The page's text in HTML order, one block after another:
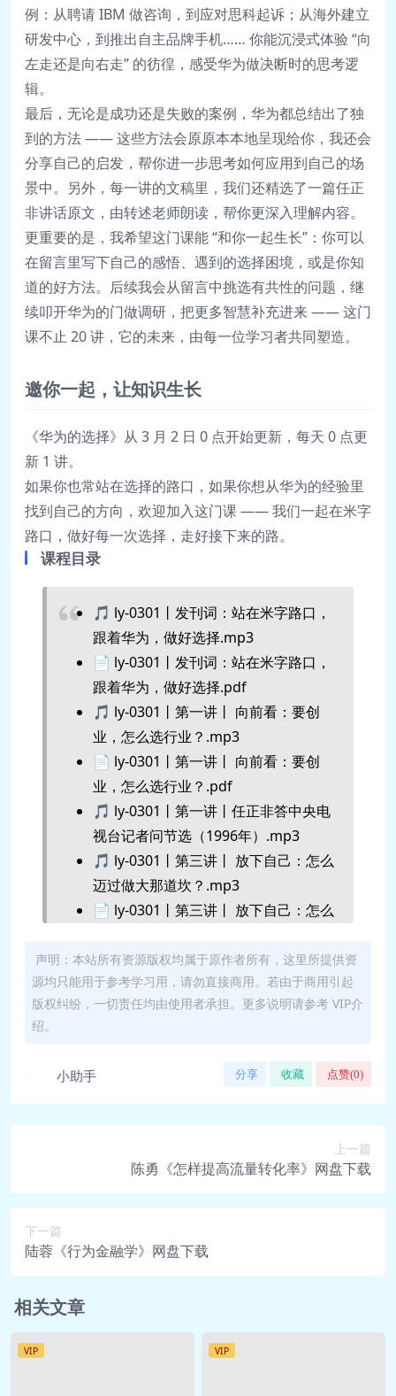
例：从聘请 IBM 做咨询，到应对思科起诉；从海外建立
研发中心，到推出自主品牌手机…… 你能沉浸式体验 “向
左走还是向右走” 的彷徨，感受华为做决断时的思考逻
辑。
最后，无论是成功还是失败的案例，华为都总结出了独
到的方法 —— 这些方法会原原本本地呈现给你，我还会
分享自己的启发，帮你进一步思考如何应用到自己的场
景中。另外，每一讲的文稿里，我们还精选了一篇任正
非讲话原文，由转述老师朗读，帮你更深入理解内容。
更重要的是，我希望这门课能 “和你一起生长”：你可以
在留言里写下自己的感悟、遇到的选择困境，或是你知
道的好方法。后续我会从留言中挑选有共性的问题，继
续叩开华为的门做调研，把更多智慧补充进来 —— 这门
课不止 20 讲，它的未来，由每一位学习者共同塑造。
邀你一起，让知识生长
《华为的选择》从 3 月 2 日 0 点开始更新，每天 0 点更
新 1 讲。
如果你也常站在选择的路口，如果你想从华为的经验里
找到自己的方向，欢迎加入这门课 —— 我们一起在米字
路口，做好每一次选择，走好接下来的路。
课程目录
🎵 ly-0301丨发刊词：站在米字路口，
跟着华为，做好选择.mp3
📄 ly-0301丨发刊词：站在米字路口，
跟着华为，做好选择.pdf
🎵 ly-0301丨第一讲丨 向前看：要创
业，怎么选行业？.mp3
📄 ly-0301丨第一讲丨 向前看：要创
业，怎么选行业？.pdf
🎵 ly-0301丨第一讲丨任正非答中央电
视台记者问节选（1996年）.mp3
🎵 ly-0301丨第三讲丨 放下自己：怎么
迈过做大那道坎？.mp3
📄 ly-0301丨第三讲丨 放下自己：怎么
🎵 ly-0301丨第三讲丨《我们向美国人
民学习什么》节选（1998年）.mp3
🎵 ly-0301丨第二讲丨 知识分子红利：
📄 ly-0301丨第二讲丨 知识分子红利：
🎵 ly-0301丨第二讲丨任正非在市场总
部高、中级干部就职仪式上的讲话
解决做大之后的治理难题？.mp3
🎵 ly-0303丨第四讲丨《千古兴亡多少
事，一江春水向东流》节选（2011
声明：本站所有资源版权均属于原作者所有，这里所提供资
源均只能用于参考学习用，请勿直接商用。若由于商用引起
版权纠纷，一切责任均由使用者承担。更多说明请参考 VIP介
绍。
小助手 分享 收藏 点赞(0)
上一篇
陈勇《怎样提高流量转化率》网盘下载
下一篇
陆蓉《行为金融学》网盘下载
相关文章
VIP VIP